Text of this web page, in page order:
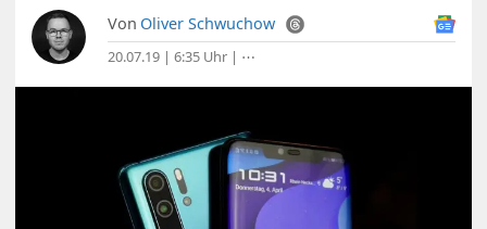
Von Oliver Schwuchow
20.07.19 | 6:35 Uhr | ⋯